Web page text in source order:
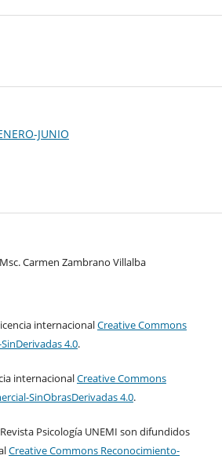
JUNIO
Carmen Zambrano Villalba
internacionalCreative Commons
4.0.
internacionalCreative Commons
SinObrasDerivadas 4.0.
Psicología UNEMI son difundidos
Creative Commons Reconocimiento-